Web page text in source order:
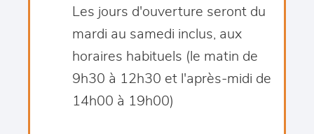
Les jours d'ouverture seront du
mardi au samedi inclus, aux
horaires habituels (le matin de
9h30 à 12h30 et l'après-midi de
14h00 à 19h00)